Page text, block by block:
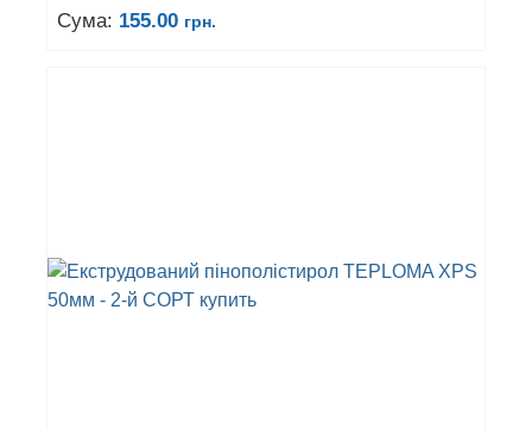
Сума: 155.00 грн.